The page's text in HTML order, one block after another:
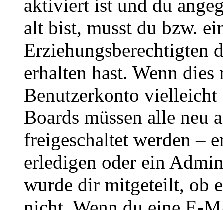
aktiviert ist und du
alt bist, musst du bzw.
Erziehungsberechtigten
erhalten hast. Wenn
Benutzerkonto
Boards müssen alle neu
freigeschaltet werden –
erledigen oder ein
wurde dir mitgeteilt, ob